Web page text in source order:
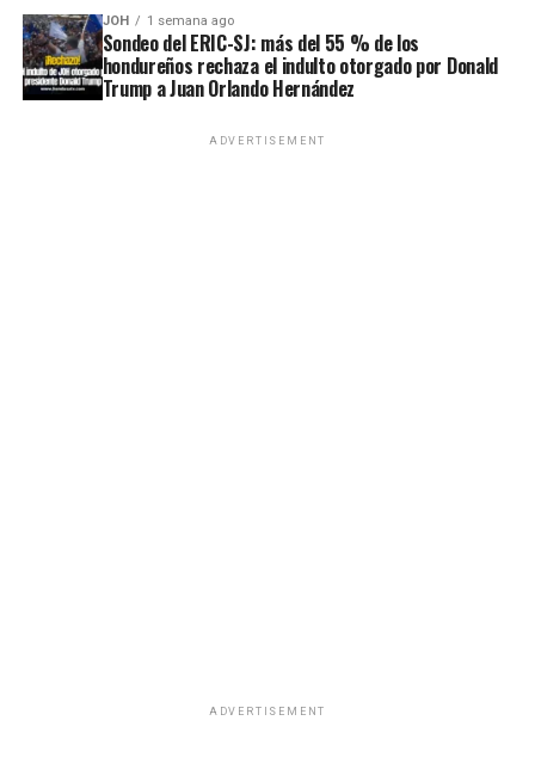
JOH 1 semana ago
Sondeo del ERIC-SJ: más del 55 % de los
hondureños rechaza el indulto otorgado por Donald
Trump a Juan Orlando Hernández
ADVERTISEMENT
ADVERTISEMENT